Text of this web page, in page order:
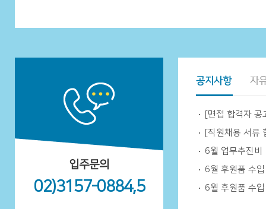
입주문의
02)3157-0884,5
[면접 합격자 공
[직원채용 서류
6월 업무추진비
6월 후원품 수
6월 후원품 수